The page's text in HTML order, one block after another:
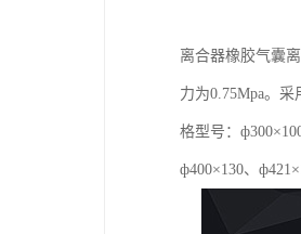
离合器橡胶气囊
力为0.75Mpa。
格型号：
ф400×130、